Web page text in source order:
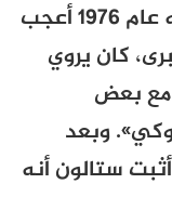
ستالون تقدم بسيناريو من تأليفه عام 1976 أعجب
كان يروي
مع بعض
وبعد
ستالون أنه